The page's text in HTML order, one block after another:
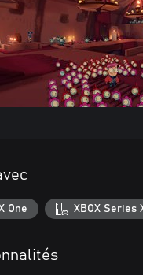
One XBOX Series